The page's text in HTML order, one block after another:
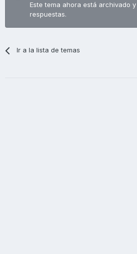
Este tema ahora está archivado
respuestas.
Ir a la lista de temas